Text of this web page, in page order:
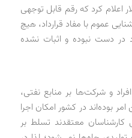
را 20 میلیارد دلار اعلام کرد که رقم قابل توجهی
عموم با مفاد قرارداد، هیچ
در دست نبوده و اثبات نشده
و شرکت‌ها بر منابع نفتی،
بوده‌اند در کشور امکان اجرا
کارشناسان معتقدند تسلط بر